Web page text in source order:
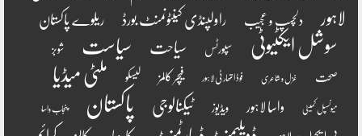
لاہور
دلچسپ و عجیب راولپنڈی کینٹونمنٹ بورڈ ریلوے پاکستان
سوشل ایکٹیوٹی سپورٹس سیاحت سیاست شوبز
صحت غزل و شاعری فوڈ اتھارٹی لاہور فیچر کالمز لیسکو ملٹی میڈیا
میونسپل کمیٹی واسا لاہور ویڈیوز ٹیکنالوجی پاکستان پنجاب واسا